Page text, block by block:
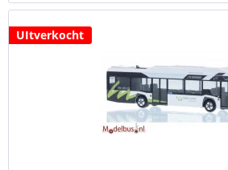
UItverkocht